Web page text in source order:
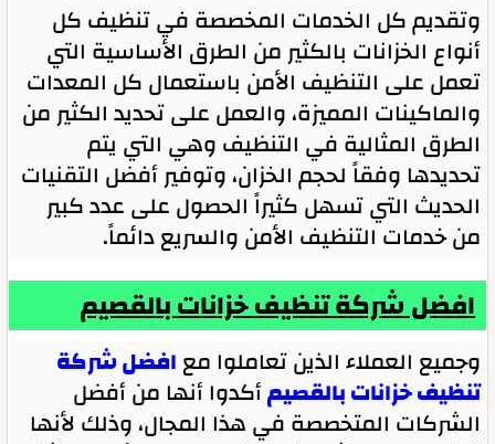
وتقديم كل الخدمات المخصصة في تنظيف كل
أنواع الخزانات بالكثير من الطرق الأساسية التي
تعمل على التنظيف الأمن باستعمال كل المعدات
والماكينات المميزة، والعمل على تحديد الكثير من
الطرق المثالية في التنظيف وهي التي يتم
تحديدها وفقاً لحجم الخزان، وتوفير أفضل التقنيات
الحديث التي تسهل كثيراً الحصول على عدد كبير
من خدمات التنظيف الأمن والسريع دائماً.
افضل شركة تنظيف خزانات بالقصيم
وجميع العملاء الذين تعاملوا معافضل شركة
تنظيف خزانات بالقصيمأكدوا أنها من أفضل
الشركات المتخصصة في هذا المجال، وذلك لأنها